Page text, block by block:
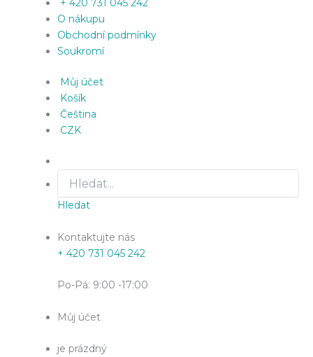
+ 420 731 045 242
O nákupu
Obchodní podmínky
Soukromí
Můj účet
Košík
Čeština
CZK
Hledat
Kontaktujte nás
+ 420 731 045 242
Po-Pá: 9:00 -17:00
Můj účet
je prázdný